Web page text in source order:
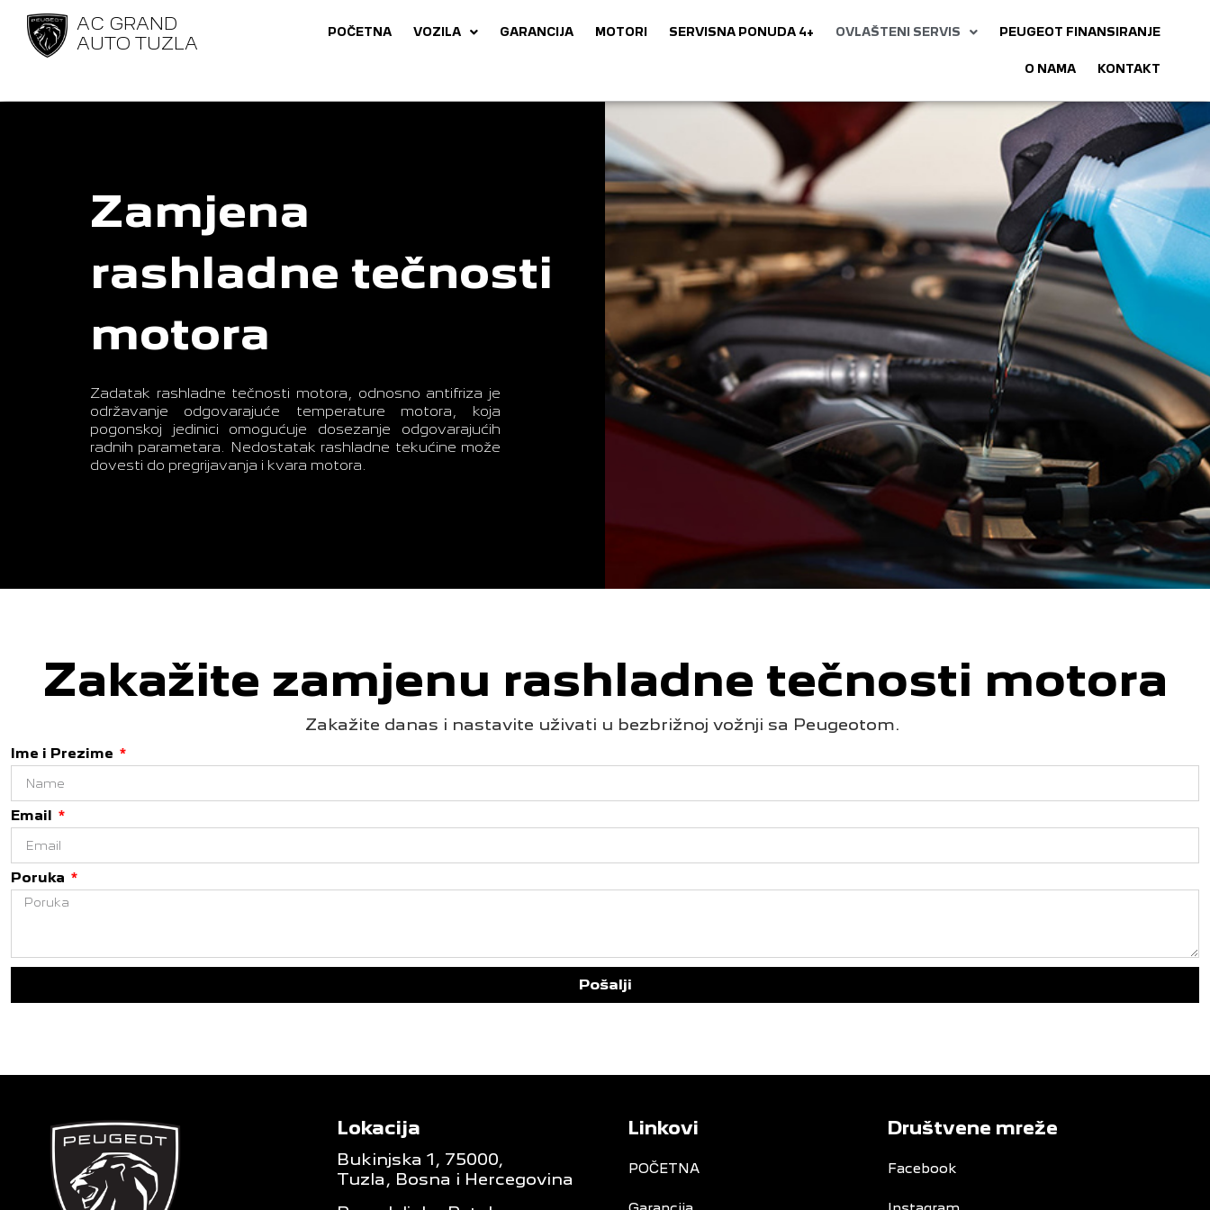
AC GRAND
AUTO TUZLA
POČETNA VOZILA GARANCIJA MOTORI SERVISNA PONUDA 4+ OVLAŠTENI SERVIS PEUGEOT FINANSIRANJE
O NAMA KONTAKT
Zamjena
rashladne tečnosti
motora
Zadatak rashladne tečnosti motora, odnosno antifriza je
održavanje odgovarajuće temperature motora, koja
pogonskoj jedinici omogućuje dosezanje odgovarajućih
radnih parametara. Nedostatak rashladne tekućine može
dovesti do pregrijavanja i kvara motora.
Zakažite zamjenu rashladne tečnosti motora
Zakažite danas i nastavite uživati u bezbrižnoj vožnji sa Peugeotom.
Ime i Prezime
Email
Poruka
Pošalji
Lokacija
Bukinjska 1, 75000,
Tuzla, Bosna i Hercegovina
Linkovi
POČETNA
Društvene mreže
Facebook